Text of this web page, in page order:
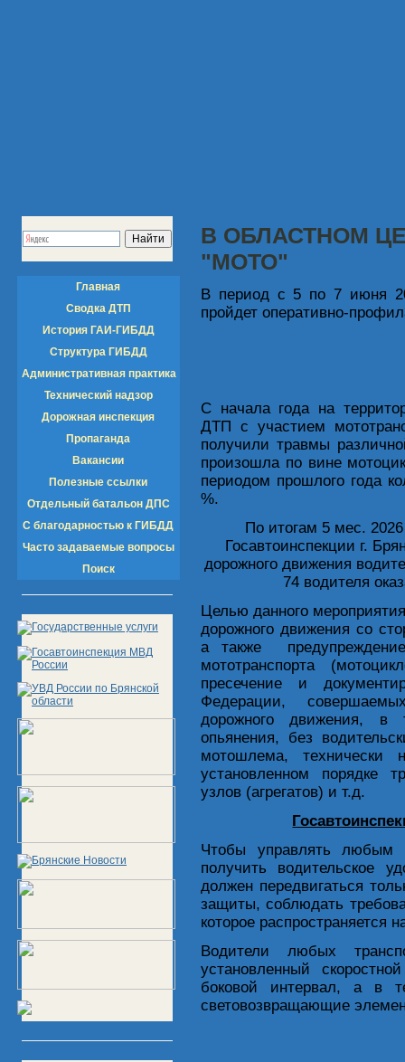
Главная
Сводка ДТП
История ГАИ-ГИБДД
Структура ГИБДД
Административная практика
Технический надзор
Дорожная инспекция
Пропаганда
Вакансии
Полезные ссылки
Отдельный батальон ДПС
С благодарностью к ГИБДД
Часто задаваемые вопросы
Поиск
В ОБЛАСТНОМ
"МОТО"
В период с 5 по 7 июня
пройдет оперативно-
С начала года на
ДТП с участием
получили травмы
произошла по вине
периодом прошлого года
%.
По итогам 5 мес.
Госавтоинспекции г.
дорожного движения
74 водителя
Целью данного
дорожного движения со
а также
мототранспорта
пресечение и
Федерации,
дорожного движения, в
опьянения, без
мотошлема, технически
установленном порядке
узлов (агрегатов) и т.д.
Чтобы управлять любым
получить водительское
должен передвигаться
защиты, соблюдать
которое распространяется
Водители любых
установленный
боковой интервал, а в
световозвращающие